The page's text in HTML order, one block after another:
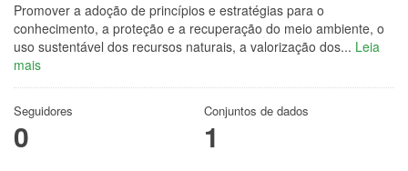
Promover a adoção de princípios e estratégias para o
conhecimento, a proteção e a recuperação do meio ambiente, o
uso sustentável dos recursos naturais, a valorização dos... Leia
mais
Seguidores
0
Conjuntos de dados
1